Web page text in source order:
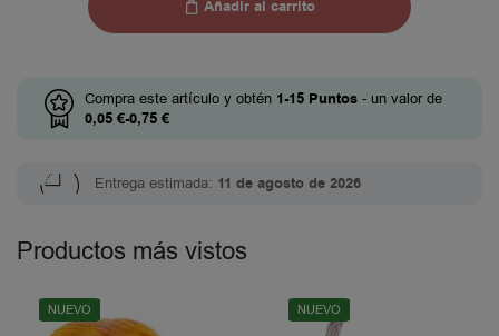
Añadir al carrito
Compra este artículo y obtén 1-15 Puntos - un valor de
0,05 €-0,75 €
Entrega estimada: 11 de agosto de 2026
Productos más vistos
NUEVO NUEVO